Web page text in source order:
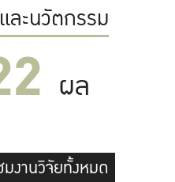
ละนวัตกรรม
ผล
มงานวิจัยทั้งหมด